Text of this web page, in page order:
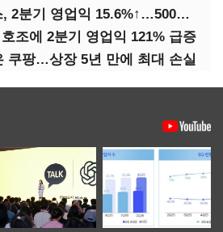
현대지에프홀딩스, 2분기 영업익 15.6%↑…500억 규모 자사주 매입
조에 2분기 영업익 121% 급증
쿠팡…상장 5년 만에 최대 손실